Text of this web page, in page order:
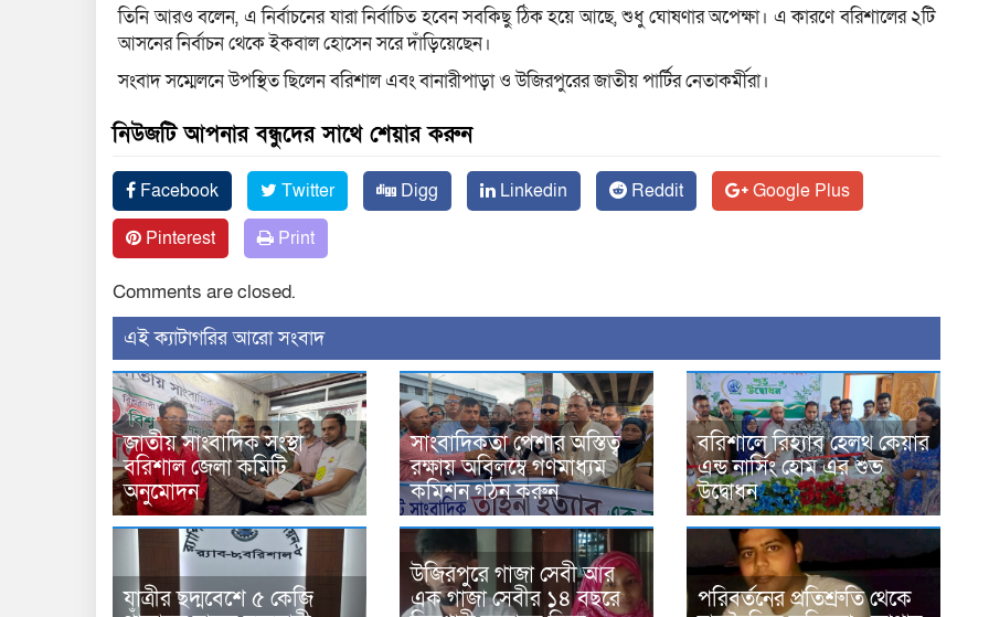
তিনি আরও বলেন, এ নির্বাচনের যারা নির্বাচিত হবেন সবকিছু ঠিক হয়ে আছে, শুধু ঘোষণার অপেক্ষা। এ কারণে বরিশালের ২টি
আসনের নির্বাচন থেকে ইকবাল হোসেন সরে দাঁড়িয়েছেন।
সংবাদ সম্মেলনে উপস্থিত ছিলেন বরিশাল এবং বানারীপাড়া ও উজিরপুরের জাতীয় পার্টির নেতাকর্মীরা।
নিউজটি আপনার বন্ধুদের সাথে শেয়ার করুন
Facebook Twitter Digg Linkedin Reddit
Google Plus
Pinterest
Print
Comments are closed.
‍এই ক্যাটাগরির ‍আরো সংবাদ
জাতীয় সাংবাদিক সংস্থা
বরিশাল জেলা কমিটি
অনুমোদন
সাংবাদিকতা পেশার অস্তিত্ব
রক্ষায় অবিলম্বে গণমাধ্যম
কমিশন গঠন করুন
বরিশালে রিহ্যাব হেলথ কেয়ার
এন্ড নার্সিং হোম এর শুভ
উদ্বোধন
যাত্রীর ছদ্মবেশে ৫ কেজি
উজিরপুরে গাজা সেবী আর
এক গাজা সেবীর ১৪ বছরে
পরিবর্তনের প্রতিশ্রুতি থেকে